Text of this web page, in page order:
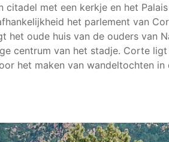
citadel met een kerkje en het
het parlement van
het oude huis van de ouders van
centrum van het stadje. Corte
het maken van wandeltochten in